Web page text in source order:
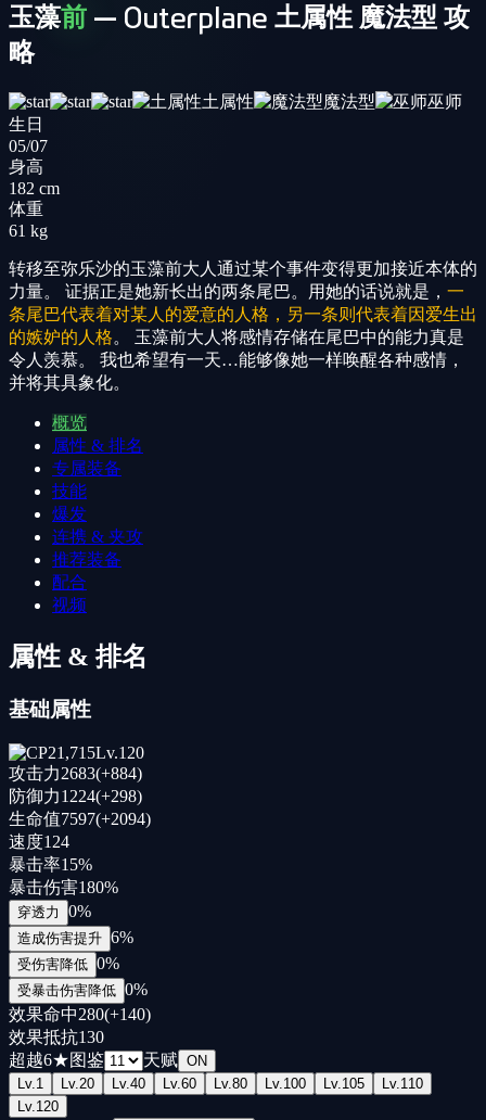
玉藻前 — Outerplane 土属性 魔法型 攻
略
土属性 魔法型
巫师
生日
05/07
身高
182 cm
体重
61 kg
转移至弥乐沙的玉藻前大人通过某个事件变得更加接近本体的
力量。 证据正是她新长出的两条尾巴。用她的话说就是， 一
条尾巴代表着对某人的爱意的人格，另一条则代表着因爱生出
的嫉妒的人格。 玉藻前大人将感情存储在尾巴中的能力真是
令人羡慕。 我也希望有一天…能够像她一样唤醒各种感情，
并将其具象化。
概览
属性 & 排名
专属装备
技能
爆发
连携 & 夹攻
推荐装备
配合
视频
属性 & 排名
基础属性
21,715Lv.120
攻击力2683(+884)
防御力1224(+298)
生命值7597(+2094)
速度124
暴击率15%
暴击伤害180%
穿透力 0%
造成伤害提升 6%
受伤害降低 0%
受暴击伤害降低 0%
效果命中280(+140)
效果抵抗130
超越6★图鉴 天赋 ON
Lv.1 Lv.20 Lv.40 Lv.60 Lv.80 Lv.100 Lv.105 Lv.110
Lv.120